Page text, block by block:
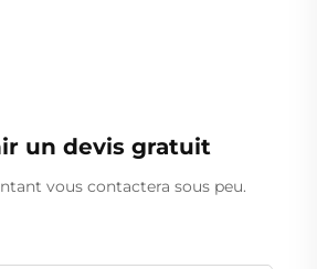
un devis gratuit
vous contactera sous peu.